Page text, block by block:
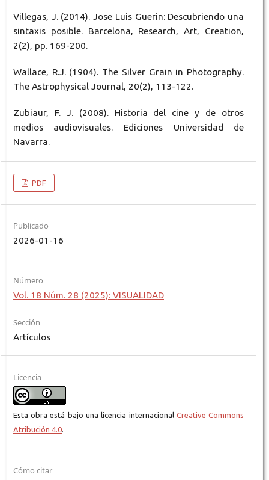
Villegas, J. (2014). Jose Luis Guerin: Descubriendo una
sintaxis posible. Barcelona, Research, Art, Creation,
2(2), pp. 169-200.
Wallace, R.J. (1904). The Silver Grain in Photography.
The Astrophysical Journal, 20(2), 113-122.
Zubiaur, F. J. (2008). Historia del cine y de otros
medios audiovisuales. Ediciones Universidad de
Navarra.
PDF
Publicado
2026-01-16
Número
Vol. 18 Núm. 28 (2025): VISUALIDAD
Sección
Artículos
Licencia
Esta obra está bajo una licencia internacional Creative Commons
Atribución 4.0.
Cómo citar